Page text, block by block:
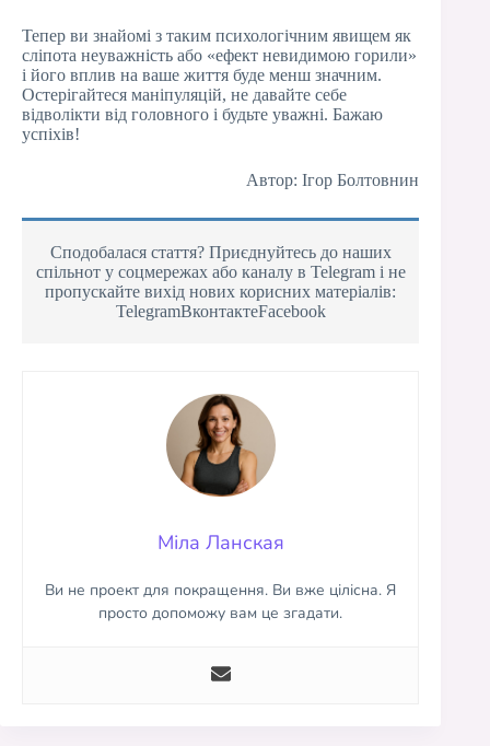
Тепер ви знайомі з таким психологічним явищем як
сліпота неуважність або «ефект невидимою горили»
і його вплив на ваше життя буде менш значним.
Остерігайтеся маніпуляцій, не давайте себе
відволікти від головного і будьте уважні. Бажаю
успіхів!
Автор: Ігор Болтовнин
Сподобалася стаття? Приєднуйтесь до наших
спільнот у соцмережах або каналу в Telegram і не
пропускайте вихід нових корисних матеріалів:
TelegramВконтактеFacebook
Міла Ланская
Ви не проект для покращення. Ви вже цілісна. Я
просто допоможу вам це згадати.